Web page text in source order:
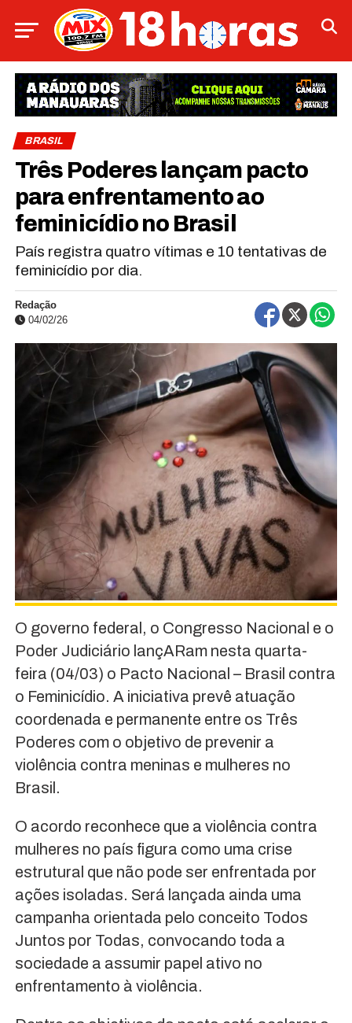
BRASIL
Três Poderes lançam pacto
para enfrentamento ao
feminicídio no Brasil
País registra quatro vítimas e 10 tentativas de
feminicídio por dia.
Redação
04/02/26
O governo federal, o Congresso Nacional e o
Poder Judiciário lançARam nesta quarta-
feira (04/03) o Pacto Nacional – Brasil contra
o Feminicídio. A iniciativa prevê atuação
coordenada e permanente entre os Três
Poderes com o objetivo de prevenir a
violência contra meninas e mulheres no
Brasil.
O acordo reconhece que a violência contra
mulheres no país figura como uma crise
estrutural que não pode ser enfrentada por
ações isoladas. Será lançada ainda uma
campanha orientada pelo conceito Todos
Juntos por Todas, convocando toda a
sociedade a assumir papel ativo no
enfrentamento à violência.